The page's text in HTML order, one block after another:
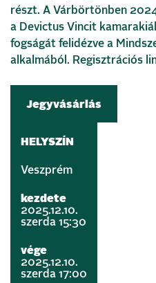
részt. A Várbörtönben
a Devictus Vincit
fogságát felidézve a
alkalmából. Regisztrációs
Jegyvásárlás
HELYSZÍN
Veszprém
kezdete
2025.12.10.
szerda 15:30
vége
2025.12.10.
szerda 17:00